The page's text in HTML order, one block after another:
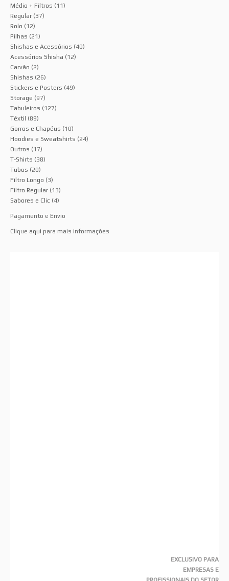
Médio + Filtros (11)
Regular (37)
Rolo (12)
Pilhas (21)
Shishas e Acessórios (40)
Acessórios Shisha (12)
Carvão (2)
Shishas (26)
Stickers e Posters (49)
Storage (97)
Tabuleiros (127)
Têxtil (89)
Gorros e Chapéus (10)
Hoodies e Sweatshirts (24)
Outros (17)
T-Shirts (38)
Tubos (20)
Filtro Longo (3)
Filtro Regular (13)
Sabores e Clic (4)
Pagamento e Envio
Clique aqui para mais informações
EXCLUSIVO PARA
EMPRESAS E